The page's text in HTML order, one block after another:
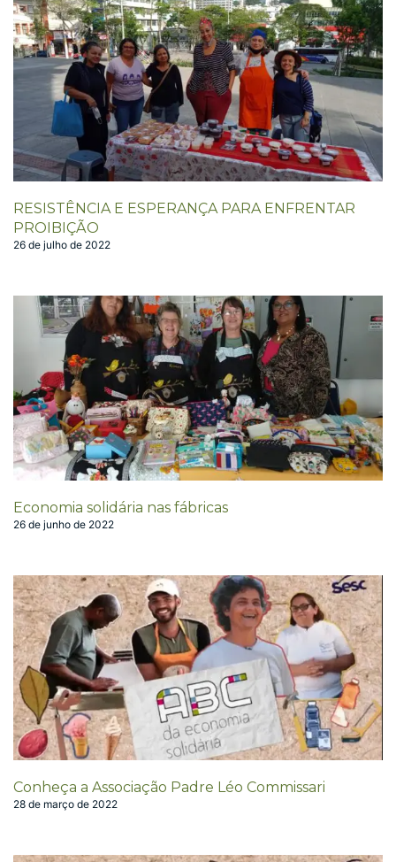
RESISTÊNCIA E ESPERANÇA PARA ENFRENTAR
PROIBIÇÃO
26 de julho de 2022
Economia solidária nas fábricas
26 de junho de 2022
Conheça a Associação Padre Léo Commissari
28 de março de 2022